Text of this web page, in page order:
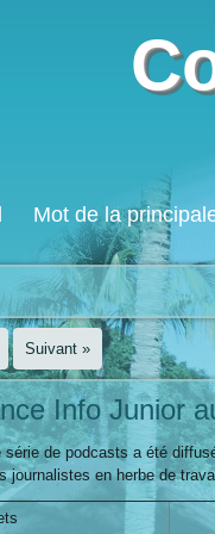
Mot de la
Suivant »
Info Junior
série de podcasts a été
journalistes en herbe de